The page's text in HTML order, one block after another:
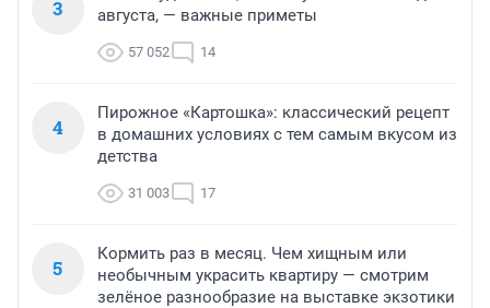
3
августа, — важные приметы
57 052 14
4
Пирожное «Картошка»: классический рецепт
в домашних условиях с тем самым вкусом из
детства
31 003 17
5
Кормить раз в месяц. Чем хищным или
необычным украсить квартиру — смотрим
зелёное разнообразие на выставке экзотики